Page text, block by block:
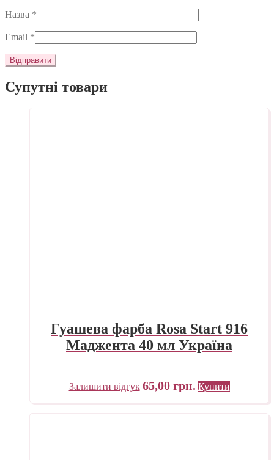
Назва *
Email *
Супутні товари
Гуашева фарба Rosa Start 916
Маджента 40 мл Україна
Залишити відгук 65,00 грн. Купити